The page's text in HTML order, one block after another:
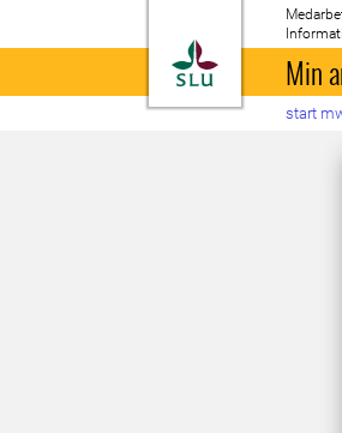
Till startsida
Min
start